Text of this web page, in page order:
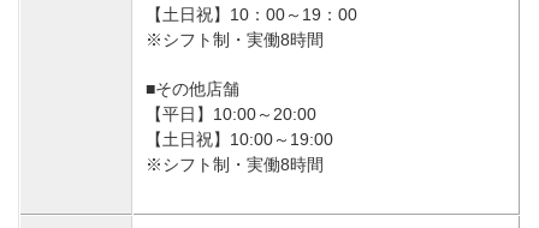
【土日祝】10：00～19：00
※シフト制・実働8時間
■その他店舗
【平日】10:00～20:00
【土日祝】10:00～19:00
※シフト制・実働8時間